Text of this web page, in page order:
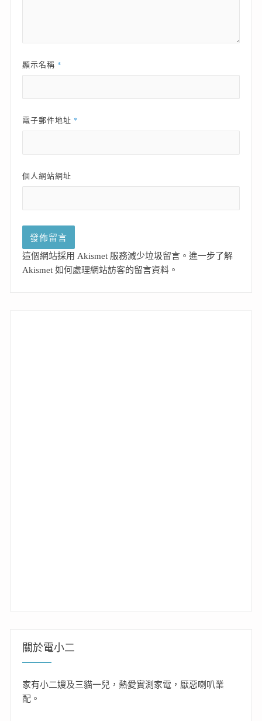
顯示名稱 *
電子郵件地址 *
個人網站網址
這個網站採用 Akismet 服務減少垃圾留言。 進一步了解
Akismet 如何處理網站訪客的留言資料 。
關於電小二
家有小二嫂及三貓一兒，熱愛實測家電，厭惡喇叭業
配。